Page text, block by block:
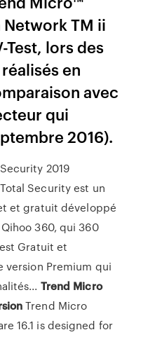
TM ii
Test, lors des
en
avec
qui
2016).
2019
Security est un
et gratuit développé
360, qui 360
Gratuit et
Premium qui
Trend Micro
Trend Micro
16.1 is designed for